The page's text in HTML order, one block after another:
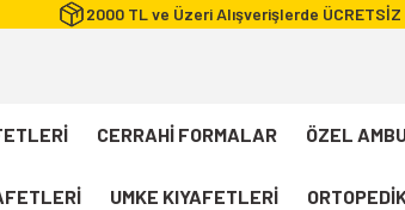
2000 TL ve Üzeri Alışverişlerde ÜCRETSİZ
CERRAHİ FORMALAR ÖZEL
UMKE KIYAFETLERİ